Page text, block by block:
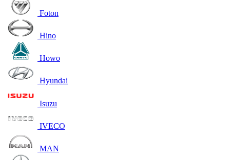
Foton
Hino
Howo
Hyundai
Isuzu
IVECO
MAN